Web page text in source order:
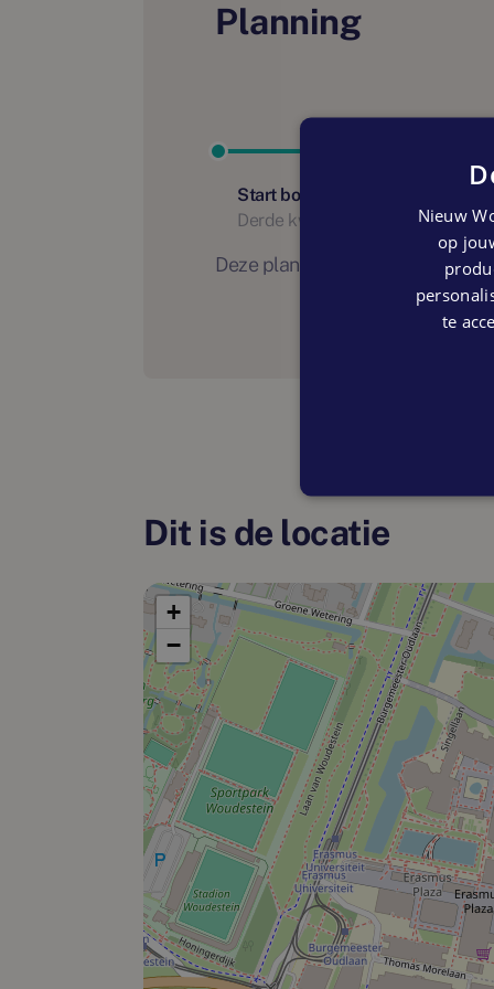
Planning
Start bouw
Derde kwartaal 2024
Deze planning is indicatief. Er
Dit is de locatie
+
−
Nieuw
op
te